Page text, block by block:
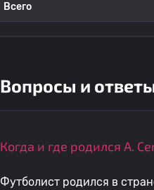
Всего
Вопросы и
Когда и где родился A.
Футболист родился в